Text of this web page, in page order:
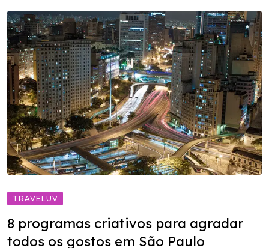
TRAVELUV
8 programas criativos para agradar
todos os gostos em São Paulo